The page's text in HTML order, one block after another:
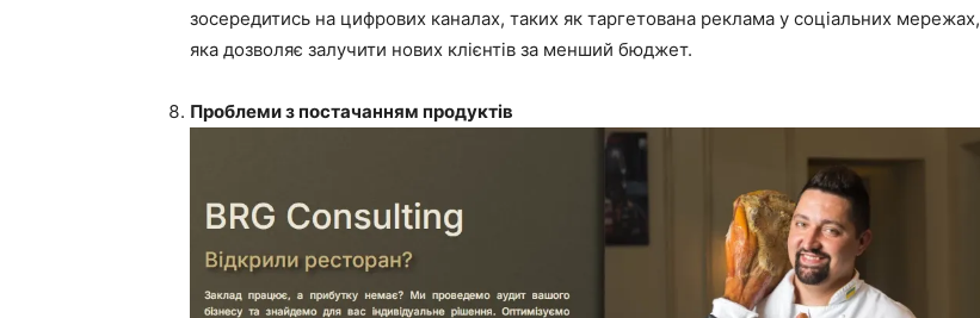
зосередитись на цифрових каналах, таких як таргетована реклама у соціальних мережах,
яка дозволяє залучити нових клієнтів за менший бюджет.
Проблеми з постачанням продуктів